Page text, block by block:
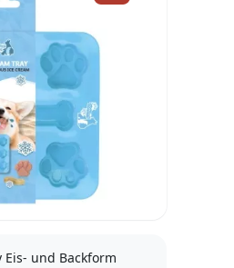
Eis- und Backform